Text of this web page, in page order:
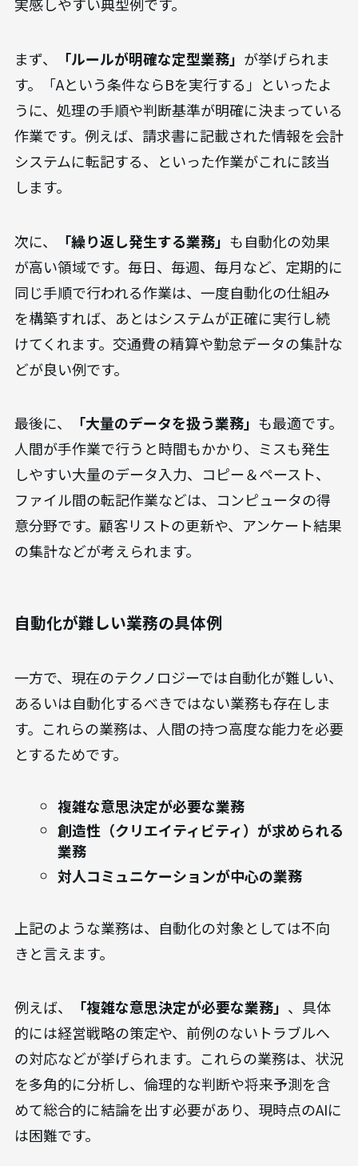
繰り返し発生する業務
大量のデータを扱う業務
これらの特徴を持つ業務は、自動化による効果を
実感しやすい典型例です。
す。「Aという条件ならBを実行する」といったよ
うに、処理の手順や判断基準が明確に決まっている
作業です。例えば、請求書に記載された情報を会計
システムに転記する、といった作業がこれに該当
します。
が高い領域です。毎日、毎週、毎月など、定期的に
同じ手順で行われる作業は、一度自動化の仕組み
を構築すれば、あとはシステムが正確に実行し続
けてくれます。交通費の精算や勤怠データの集計な
どが良い例です。
しやすい大量のデータ入力、コピー＆ペースト、
意分野です。顧客リストの更新や、アンケート結果
の集計などが考えられます。
一方で、現在のテクノロジーでは自動化が難しい、
あるいは自動化するべきではない業務も存在しま
す。これらの業務は、人間の持つ高度な能力を必要
複雑な意思決定が必要な業務
業務
対人コミュニケーションが中心の業務
上記のような業務は、自動化の対象としては不向
きと言えます。